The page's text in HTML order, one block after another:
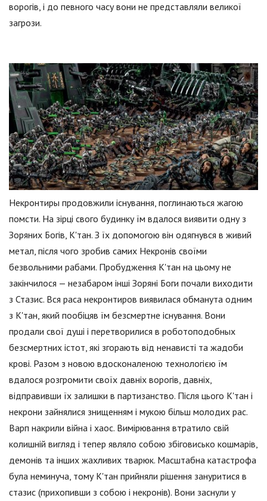
ворогів, і до певного часу вони не представляли великої
загрози.
Некронтиры продовжили існування, поглинаються жагою
помсти. На зірці свого будинку їм вдалося виявити одну з
Зоряних Богів, К'тан. З їх допомогою він одягнувся в живий
метал, після чого зробив самих Некронів своїми
безвольними рабами. Пробудження К'тан на цьому не
закінчилося — незабаром інші Зоряні Боги почали виходити
з Стазис. Вся раса некронтиров виявилася обманута одним
з К'тан, який пообіцяв їм безсмертне існування. Вони
продали свої душі і перетворилися в роботоподобных
безсмертних істот, які згорають від ненависті та жадоби
крові. Разом з новою вдосконаленою технологією їм
вдалося розгромити своїх давніх ворогів, давніх,
відправивши їх залишки в партизанство. Після цього К'тан і
некрони зайнялися знищенням і мукою більш молодих рас.
Варп накрили війна і хаос. Вимірювання втратило свій
колишній вигляд і тепер являло собою збіговисько кошмарів,
демонів та інших жахливих тварюк. Масштабна катастрофа
була неминуча, тому К'тан прийняли рішення зануритися в
стазис (прихопивши з собою і некронів). Вони заснули у